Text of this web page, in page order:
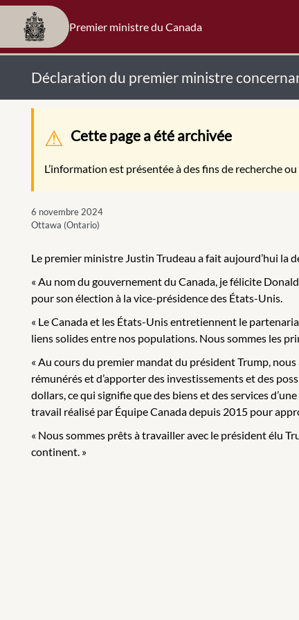
Premier ministre du Canada
Déclaration du premier ministre
Message d'avertissement
Cette page a été archivée
L’information est présentée à des fins de recherche
6 novembre 2024
Ottawa (Ontario)
Le premier ministre Justin Trudeau a fait aujourd’hui la
« Au nom du gouvernement du Canada, je félicite
pour son élection à la vice-présidence des États-Unis.
« Le Canada et les États-Unis entretiennent le
liens solides entre nos populations. Nous sommes les
« Au cours du premier mandat du président Trump,
rémunérés et d’apporter des investissements et des
dollars, ce qui signifie que des biens et des services
travail réalisé par Équipe Canada depuis 2015 pour
« Nous sommes prêts à travailler avec le président élu
continent. »